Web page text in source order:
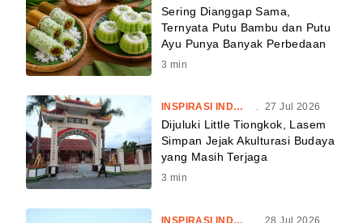
Sering Dianggap Sama,
Ternyata Putu Bambu dan Putu
Ayu Punya Banyak Perbedaan
3 min
INSPIRASI INDONESIA . 27 Jul 2026
Dijuluki Little Tiongkok, Lasem
Simpan Jejak Akulturasi Budaya
yang Masih Terjaga
3 min
INSPIRASI INDONESIA 28 Jul 2026